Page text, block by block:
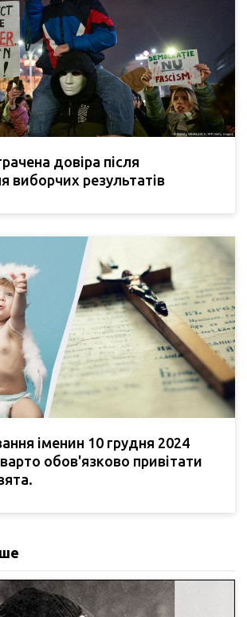
довіра після
виборчих результатів
іменин 10 грудня 2024
обов'язково привітати